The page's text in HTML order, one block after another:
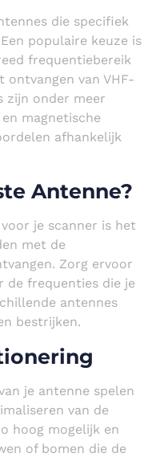
die specifiek
populaire keuze is
frequentiebereik
van VHF-
zijn onder meer
magnetische
afhankelijk
Antenne?
je scanner is het
met de
Zorg ervoor
de frequenties die je
antennes
bestrijken.
je antenne spelen
van de
hoog mogelijk en
of bomen die de